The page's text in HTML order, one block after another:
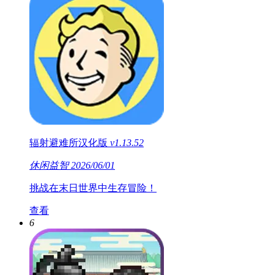
辐射避难所汉化版 v1.13.52
休闲益智2026/06/01
挑战在末日世界中生存冒险！
查看
6